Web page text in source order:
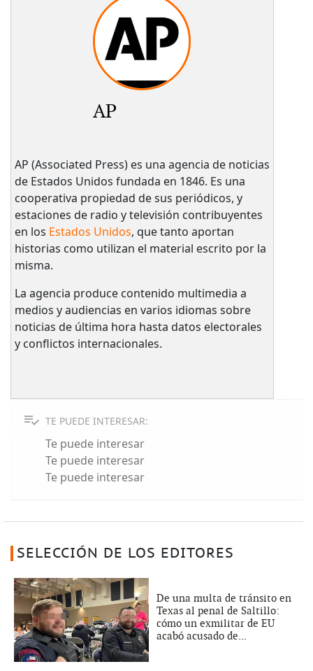
AP
AP (Associated Press) es una agencia de noticias
de Estados Unidos fundada en 1846. Es una
cooperativa propiedad de sus periódicos, y
estaciones de radio y televisión contribuyentes
en los Estados Unidos, que tanto aportan
historias como utilizan el material escrito por la
misma.
La agencia produce contenido multimedia a
medios y audiencias en varios idiomas sobre
noticias de última hora hasta datos electorales
y conflictos internacionales.
TE PUEDE INTERESAR:
Te puede interesar
Te puede interesar
Te puede interesar
SELECCIÓN DE LOS EDITORES
De una multa de tránsito en
Texas al penal de Saltillo:
cómo un exmilitar de EU
acabó acusado de...